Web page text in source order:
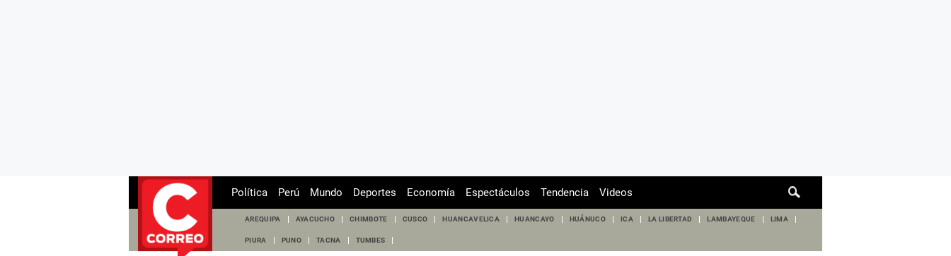
de
Política Perú Mundo Deportes Economía Espectáculos Tendencia Videos
AREQUIPA AYACUCHO CHIMBOTE CUSCO HUANCAVELICA HUANCAYO HUÁNUCO ICA LA LIBERTAD LAMBAYEQUE LIMA
PIURA PUNO TACNA TUMBES